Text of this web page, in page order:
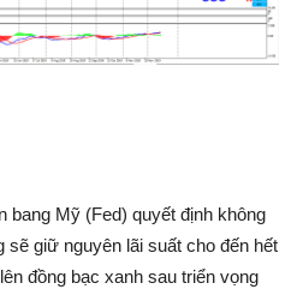
Mỹ (Fed) quyết định không
sẽ giữ nguyên lãi suất cho đến hết
đồng bạc xanh sau triển vọng